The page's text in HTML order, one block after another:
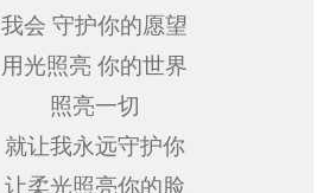
我会 守护你的愿望
用光照亮 你的世界
照亮一切
就让我永远守护你
让柔光照亮你的脸